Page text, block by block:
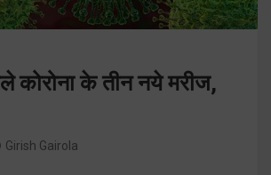
कोरोना के तीन नये मरीज,
Girish Gairola